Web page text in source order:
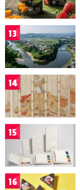
13
14
15
16